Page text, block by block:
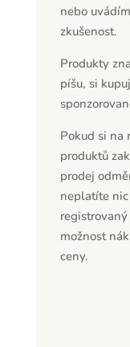
nebo
zkušenost.
Produkty
píšu, si
Pokud si na
produktů
prodej
neplatíte
možnost
ceny.